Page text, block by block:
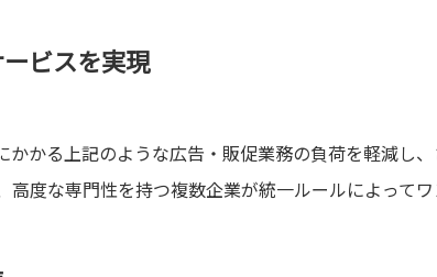
ビスを実現
かかる上記のような広告・販促業務の負荷を軽減
度な専門性を持つ複数企業が統一ルールによって